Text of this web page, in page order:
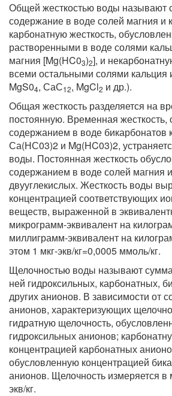
Общей жесткостью воды называют
содержание в воде солей магния и
карбонатную жесткость,
растворенными в воде солями
магния [Mg(HC03)2], и
всеми остальными солями кальция
MgS04, СаС12, MgCl2 и др.).
Общая жесткость разделяется на
постоянную. Временная жесткость,
содержанием в воде бикарбонатов
Са(НС03)2 и Mg(HC03)2,
воды. Постоянная жесткость
содержанием в воде солей магния
двууглекислых. Жесткость воды
концентрацией соответствующих
веществ, выраженной в
микрограмм-эквивалент на
миллиграмм-эквивалент на
этом 1 мкг-экв/кг=0,0005 ммоль/кг.
Щелочностью воды называют
ней гидроксильных, карбонатных,
других анионов. В зависимости от
анионов, характеризующих
гидратную щелочность,
гидроксильных анионов;
концентрацией карбонатных
обусловленную концентрацией
анионов. Щелочность измеряется в
экв/кг.